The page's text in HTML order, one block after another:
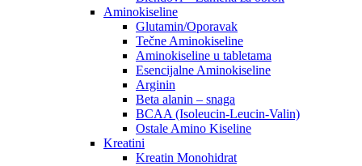
Aminokiseline
Glutamin/Oporavak
Tečne Aminokiseline
Aminokiseline u tabletama
Esencijalne Aminokiseline
Arginin
Beta alanin – snaga
BCAA (Isoleucin-Leucin-Valin)
Ostale Amino Kiseline
Kreatini
Kreatin Monohidrat